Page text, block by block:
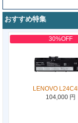
おすすめ特集
30%OFF
LENOVO
104,000 円